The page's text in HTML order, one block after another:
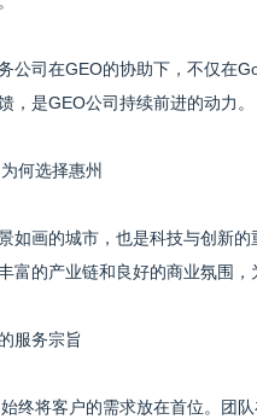
公司在GEO的协助下，不仅在
，是GEO公司持续前进的动力。
何选择惠州
如画的城市，也是科技与创新
富的产业链和良好的商业氛围
服务宗旨
终将客户的需求放在首位。团